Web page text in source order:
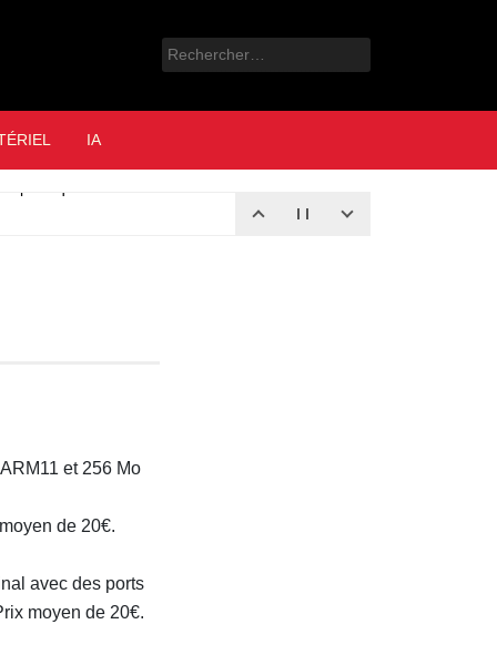
Rechercher :
IA
et 256 Mo
de 20€.
avec des ports
moyen de 20€.